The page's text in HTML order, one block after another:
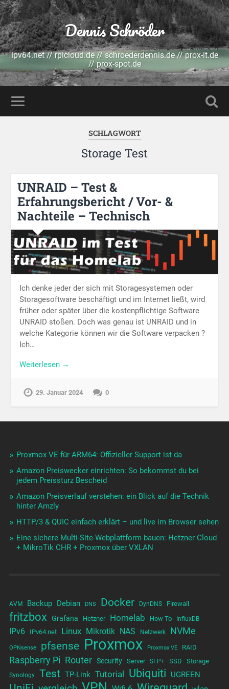
Dennis Schröder
ipv64.net // rpicloud.de // schroederdennis.de // prox-it.de
// prox-spot.de
SCHLAGWORT
Storage Test
UNRAID – Test &
Erfahrungsbericht / Vor- &
Nachteile – Technisch
Ich denke jeder der sich mit Storagesystemen oder
Storagesoftware beschäftigt und im Internet ließt, wird
früher oder später über die kostenpflichtige Software
UNRAID stoßen. Doch was genau ist UNRAID und in
welche Kategorie können wir die Software verpacken ?
Ich…
Weiterlesen →
29. Januar 2024 0
Proxmox VE für ARM64: Offizieller Support ist da
Amazon Preiswecker einrichten: So bekommst du bei
jedem Preissturz Bescheid
Amazon Preisverlauf verstehen: ein Blick auf die Technik
hinter Amzly
HTTP/3 & QUIC einfach erklärt – und live im Browser sehen
Eine sichere Multi-Site-Webplattform bauen: Hetzner Cloud
+ MikroTik CHR + Proxmox über VXLAN
AVM Backup Debian DNS Docker DynDNS Firewall
fritzbox Grafana Hetzner Homelab How To InfluxDB
IPv6 IPv64.net Linux Mikrotik NAS Netzwerk NVMe
OPNsense pfsense Proxmox Proxmox VE RAID
Raspberry Pi Router Security Server SFP+ SSD Storage
Synology Test TP-Link Tutorial Ubiquiti UGREEN